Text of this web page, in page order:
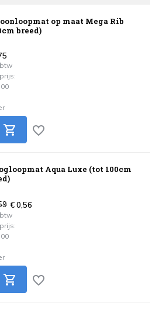
op maat Mega Rib
breed)
Aqua Luxe (tot 100cm
€ 0,56